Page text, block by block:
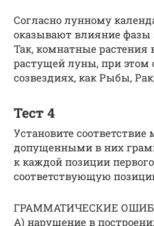
Согласно лунному
оказывают влияние фазы
Так, комнатные растения
растущей луны, при этом
созвездиях, как Рыбы,
Тест 4
Установите
допущенными в них
к каждой позиции
соответствующую
ГРАММАТИЧЕСКИЕ
А) нарушение в